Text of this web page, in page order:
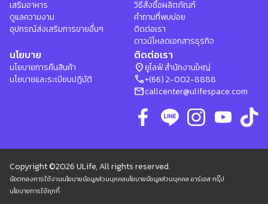
เสริมอาหาร
ดูแลความงาม
อุปกรณ์ส่งเสริมการขายอื่นๆ
วิธีสั่งซื้อผลิตภัณฑ์
คำถามที่พบบ่อย
ติดต่อเรา
ดาวน์โหลดเอกสารธุรกิจ
นโยบาย
นโยบายการคืนสินค้า
นโยบายและระเบียบปฏิบัติ
ติดต่อเรา
location_onยูไลฟ์ สำนักงานใหญ่
phone+(66) 2-002-8888
mailcallcenter@ulifespace.com
Copyright ©2026 ULife, All rights reserved.
ข้อตกลงการใช้งานนโยบายข้อมูลส่วนบุคคลนโยบายข้อมูลส่วนบุคคล อาร์เอส กรุ๊ป
นโยบายการใช้คุกกี้